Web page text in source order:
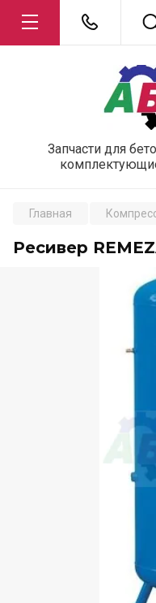
Запчасти для
Главная
Ресивер